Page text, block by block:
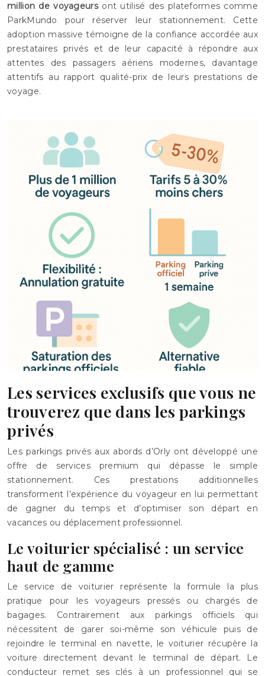
million de voyageursont utilisé des plateformes comme
ParkMundo pour réserver leur stationnement. Cette
adoption massive témoigne de la confiance accordée aux
prestataires privés et de leur capacité à répondre aux
attentes des passagers aériens modernes, davantage
attentifs au rapport qualité-prix de leurs prestations de
voyage.
Les services exclusifs que vous ne
trouverez que dans les parkings
privés
Les parkings privés aux abords d’Orly ont développé une
offre de services premium qui dépasse le simple
stationnement. Ces prestations additionnelles
transforment l’expérience du voyageur en lui permettant
de gagner du temps et d’optimiser son départ en
vacances ou déplacement professionnel.
Le voiturier spécialisé : un service
haut de gamme
Le service de voiturier représente la formule la plus
pratique pour les voyageurs pressés ou chargés de
bagages. Contrairement aux parkings officiels qui
nécessitent de garer soi-même son véhicule puis de
rejoindre le terminal en navette, le voiturier récupère la
voiture directement devant le terminal de départ. Le
conducteur remet ses clés à un professionnel qui se